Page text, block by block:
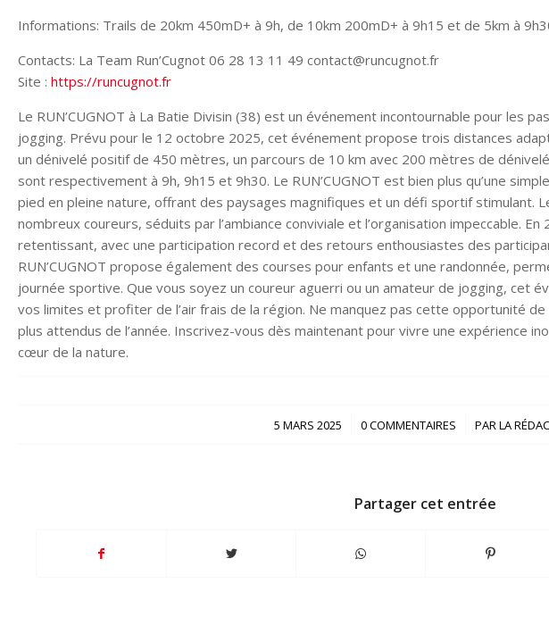
Informations: Trails de 20km 450mD+ à 9h, de 10km 200mD+ à 9h15 et de 5km à
Contacts: La Team Run’Cugnot 06 28 13 11 49 contact@runcugnot.fr
Site : https://runcugnot.fr
Le RUN’CUGNOT à La Batie Divisin (38) est un événement incontournable pour les
jogging. Prévu pour le 12 octobre 2025, cet événement propose trois distances
un dénivelé positif de 450 mètres, un parcours de 10 km avec 200 mètres de
sont respectivement à 9h, 9h15 et 9h30. Le RUN’CUGNOT est bien plus qu’une
pied en pleine nature, offrant des paysages magnifiques et un défi sportif stimulant.
nombreux coureurs, séduits par l’ambiance conviviale et l’organisation impeccable. En
retentissant, avec une participation record et des retours enthousiastes des
RUN’CUGNOT propose également des courses pour enfants et une randonnée,
journée sportive. Que vous soyez un coureur aguerri ou un amateur de jogging, cet
vos limites et profiter de l’air frais de la région. Ne manquez pas cette opportunité
plus attendus de l’année. Inscrivez-vous dès maintenant pour vivre une expérience
cœur de la nature.
5 MARS 2025
/ 0 COMMENTAIRES
/ PARLA
Partager cet entrée